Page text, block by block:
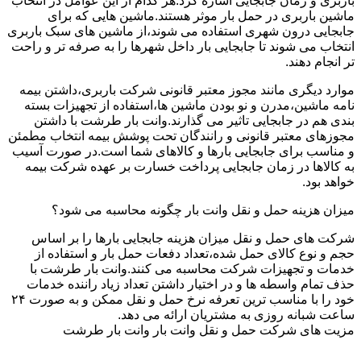
ماشین باربری در حمل بار موثر هستند.ماشین هایی که برای
جابجایی درون شهری استفاده می شوند،از ماشین های سبک باربری
انتخاب می شوند تا جابجایی بار داخل شهرها را به صرفه تر و راحت
تر انجام دهند.
موارد دیگری مانند مجوز معتبر قانونی شرکت باربری،داشتن بیمه
نامه ماشین،مدرن و نو بودن ماشین ها،استفاده از تجهیزات بسته
بندی هم در جابجایی تاثیر می گذارند.وانت بار طرشت با داشتن
مجوزهای معتبر قانونی و رانندگان تحت پوشش بیمه انتخاب مطمئن
و مناسب برای جابجایی بارها و کالاهای شما است.در صورت آسیب
به کالاها در زمان جابجایی پرداخت خسارت بر عهده شرکت بیمه
خواهد بود.
میزان هزینه حمل و نقل وانت بار چگونه محاسبه می شود؟
شرکت های حمل و نقل میزان هزینه جابجایی بارها را بر اساس
حجم و نوع کالای حمل شده،تعداد دفعات حمل بار و استفاده از
خدمات و تجهیزات شرکت محاسبه می کنند.وانت بار طرشت با
حذف تمام واسطه ها و در اختیار داشتن تعداد زیاد راننده خدمات
خود را با مناسب ترین تعرفه نرخ حمل و نقل ممکن و به صورت ۲۴
ساعت شبانه روزی به مشتریان ارائه می دهد.
مزیت های شرکت حمل و نقل وانت بار وانت بار طرشت